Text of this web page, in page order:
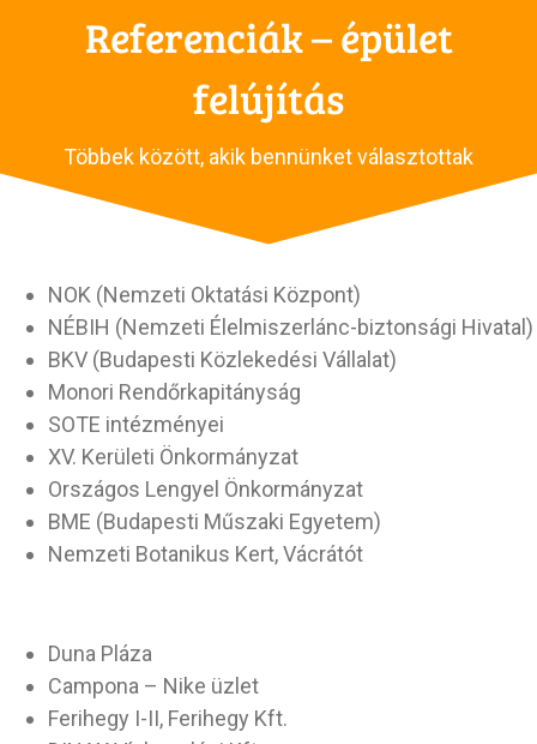
Referenciák – épület
felújítás
Többek között, akik bennünket választottak
NOK (Nemzeti Oktatási Központ)
NÉBIH (Nemzeti Élelmiszerlánc-biztonsági Hivatal)
BKV (Budapesti Közlekedési Vállalat)
Monori Rendőrkapitányság
SOTE intézményei
XV. Kerületi Önkormányzat
Országos Lengyel Önkormányzat
BME (Budapesti Műszaki Egyetem)
Nemzeti Botanikus Kert, Vácrátót
Duna Pláza
Campona – Nike üzlet
Ferihegy I-II, Ferihegy Kft.